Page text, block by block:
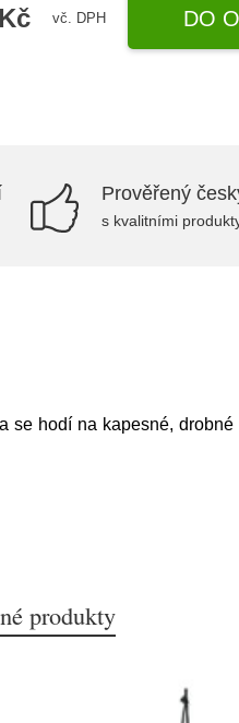
vč. DPH DO
Prověřený
s kvalitními
se hodí na kapesné,
produkty